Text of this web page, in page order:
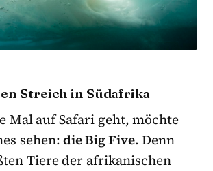
Streich in Südafrika
Mal auf Safari geht, möchte
sehen:die Big Five. Denn
Tiere der afrikanischen